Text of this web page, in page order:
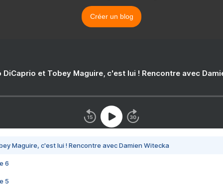
Créer un blog
DiCaprio et Tobey Maguire, c'est lui ! Rencontre avec
Maguire, c'est lui ! Rencontre avec Damien Witecka
6
5